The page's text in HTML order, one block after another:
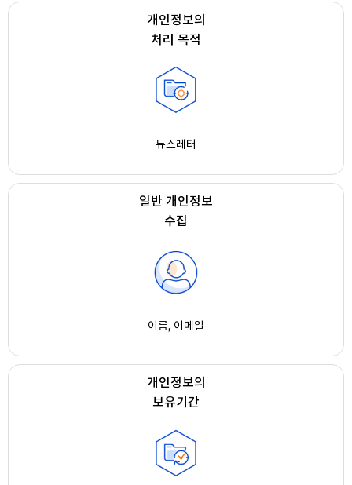
개인정보의
처리 목적
뉴스레터
일반 개인정보
수집
이름, 이메일
개인정보의
보유기간